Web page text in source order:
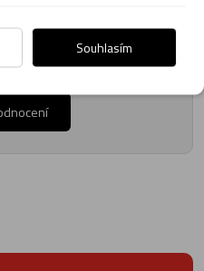
buďte první, kdo
Souhlasím